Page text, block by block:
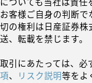
についても当社は責任
お客様ご自身の判断
切の権利は日産証券株
送、転載を禁じます。
取引にあたっては、必
項、 リスク説明等をよ